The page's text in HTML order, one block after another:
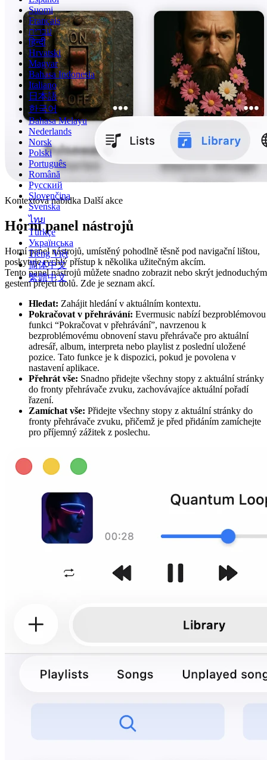
Suomi
Français
עברית
हिन्दी
Hrvatski
Magyar
Bahasa Indonesia
Italiano
日本語
한국어
Bahasa Melayu
Nederlands
Norsk
Polski
Português
Română
Русский
Slovenčina
Svenska
ไทย
Türkçe
Українська
Tiếng Việt
简体中文
繁體中文
Kontextová nabídka Další akce
Horní panel nástrojů
Horní panel nástrojů, umístěný pohodlně těsně pod navigační lištou,
poskytuje rychlý přístup k několika užitečným akcím.
Tento panel nástrojů můžete snadno zobrazit nebo skrýt jednoduchým
gestem přejetí dolů. Zde je seznam akcí.
Hledat: Zahájit hledání v aktuálním kontextu.
Pokračovat v přehrávání: Evermusic nabízí bezproblémovou
funkci “Pokračovat v přehrávání”, navrzenou k
bezproblémovému obnovení stavu přehrávače pro aktuální
adresář, album, interpreta nebo playlist z poslední uložené
pozice. Tato funkce je k dispozici, pokud je povolena v
nastavení aplikace.
Přehrát vše: Snadno přidejte všechny stopy z aktuální stránky
do fronty přehrávače zvuku, zachovávajíce aktuální pořadí
řazení.
Zamíchat vše: Přidejte všechny stopy z aktuální stránky do
fronty přehrávače zvuku, přičemž je před přidáním zamíchejte
pro příjemný zážitek z poslechu.